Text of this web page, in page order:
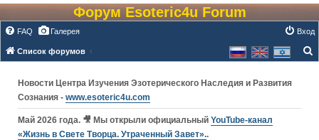
Форум Esoteric4u Forum
FAQ Галерея Вход
Список форумов
Новости Центра Изучения Эзотерического Наследия и Развития
Сознания - www.esoteric4u.com
Май 2026 года. 🎥 Мы открыли официальный YouTube‑канал
«Жизнь в Свете Творца. Утраченный Завет»..